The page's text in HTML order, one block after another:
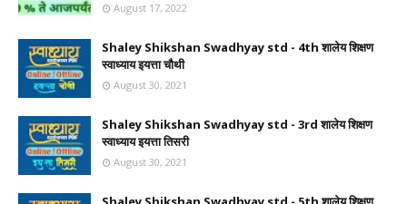
August 17, 2022
Shaley Shikshan Swadhyay std - 4th शालेय शिक्षण
स्वाध्याय इयत्ता चौथी
August 30, 2021
Shaley Shikshan Swadhyay std - 3rd शालेय शिक्षण
स्वाध्याय इयत्ता तिसरी
August 30, 2021